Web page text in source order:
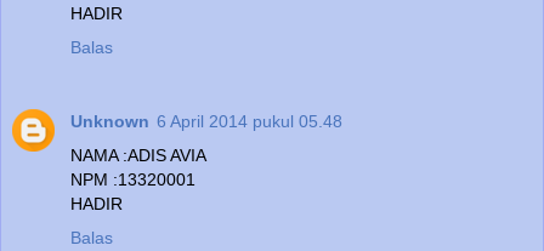
HADIR
Balas
Unknown 6 April 2014 pukul 05.48
NAMA :ADIS AVIA
NPM :13320001
HADIR
Balas